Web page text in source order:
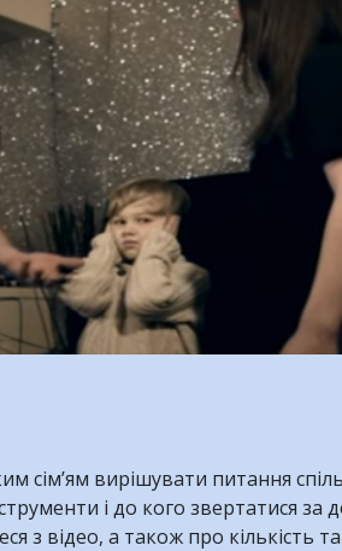
сім’ям вирішувати питання
і до кого звертатися
з відео, а також про кількість